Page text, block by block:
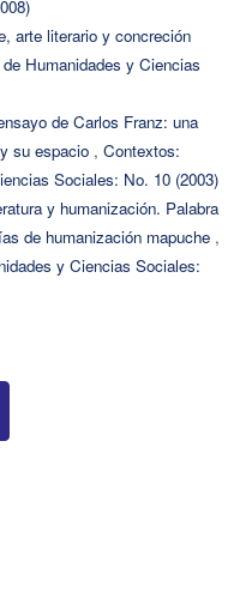
arte literario y concreción
Humanidades y Ciencias
de Carlos Franz: una
su espacio , Contextos:
Sociales: No. 10 (2003)
y humanización. Palabra
de humanización mapuche ,
y Ciencias Sociales: